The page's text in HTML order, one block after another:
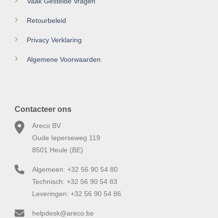
Retourbeleid
Privacy Verklaring
Algemene Voorwaarden
Contacteer ons
Areco BV
Oude Ieperseweg 119
8501 Heule (BE)
Algemeen: +32 56 90 54 80
Technisch: +32 56 90 54 83
Leveringen: +32 56 90 54 86
helpdesk@areco.be